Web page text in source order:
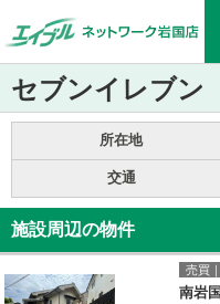
セブンイレブン
所在地
交通
施設周辺の物件
売買
南岩